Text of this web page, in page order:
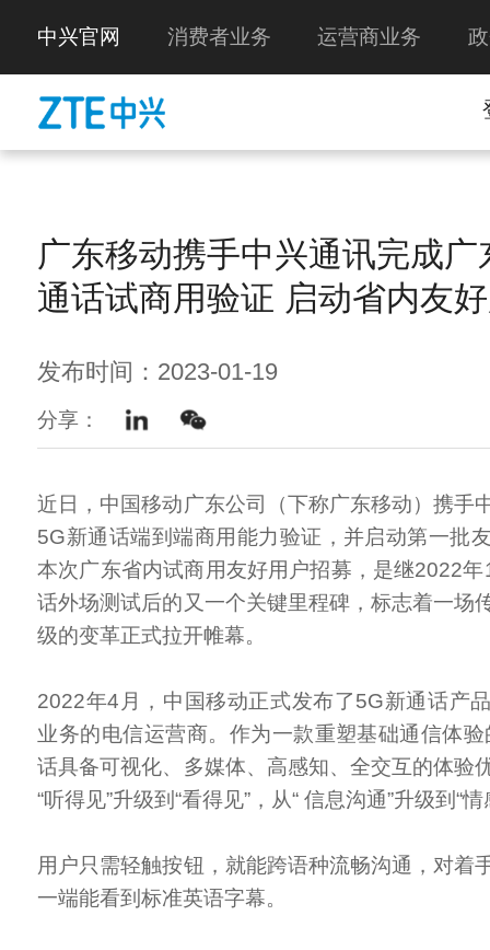
中兴官网 消费者业务 运营商业务
广东移动携手中兴通讯完成广
通话试商用验证 启动省内友
发布时间：2023-01-19
分享：
近日，中国移动广东公司（下称广东移动）携手
5G新通话端到端商用能力验证，并启动第一批
本次广东省内试商用友好用户招募，是继2022
话外场测试后的又一个关键里程碑，标志着一场
级的变革正式拉开帷幕。
2022年4月，中国移动正式发布了5G新通话产
业务的电信运营商。作为一款重塑基础通信体
话具备可视化、多媒体、高感知、全交互的体验
“听得见”升级到“看得见”，从“ 信息沟通”升级到“
用户只需轻触按钮，就能跨语种流畅沟通，对着
一端能看到标准英语字幕。